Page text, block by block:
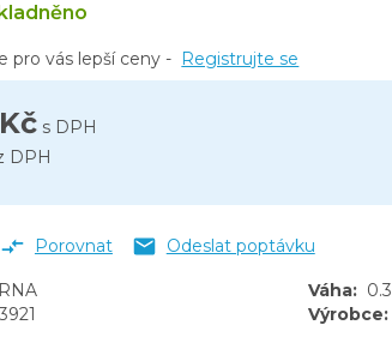
s DPH
DPH
pro vás lepší ceny - Registrujte se
Porovnat Odeslat poptávku
Váha: 0.3
Výrobce: